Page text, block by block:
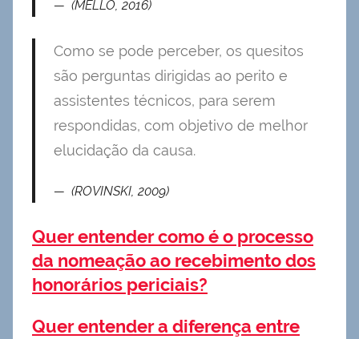
(MELLO, 2016)
Como se pode perceber, os quesitos
são perguntas dirigidas ao perito e
assistentes técnicos, para serem
respondidas, com objetivo de melhor
elucidação da causa.
(ROVINSKI, 2009)
Quer entender como é o processo
da nomeação ao recebimento dos
honorários periciais?
Quer entender a diferença entre